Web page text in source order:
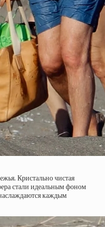
Кристально чистая
стали идеальным фоном
каждым